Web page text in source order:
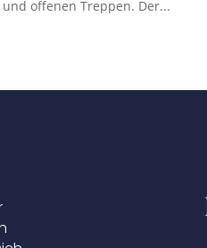
offenen Treppen. Der...